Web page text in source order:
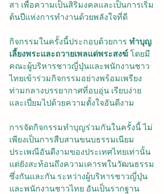
สา เพื่อความเป็นสิริมงคลและเป็นการเริ่ม
ต้นปีแห่งการทำงานด้วยพลังใจที่ดี
กิจกรรมในครั้งนี้ประกอบด้วยการ ทำบุญ
เลี้ยงพระและถวายเพลแด่พระสงฆ์ โดยมี
คณะผู้บริหารชาวญี่ปุ่นและพนักงานชาว
ไทยเข้าร่วมกิจกรรมอย่างพร้อมเพรียง
ท่ามกลางบรรยากาศที่อบอุ่น เรียบง่าย
และเปี่ยมไปด้วยความตั้งใจอันดีงาม
การจัดกิจกรรมทำบุญร่วมกันในครั้งนี้ ไม่
เพียงเป็นการสืบสานขนบธรรมเนียม
ประเพณีอันดีงามของประเทศไทยเท่านั้น
แต่ยังสะท้อนถึงความเคารพในวัฒนธรรม
ซึ่งกันและกัน ระหว่างผู้บริหารชาวญี่ปุ่น
และพนักงานชาวไทย อันเป็นรากฐาน